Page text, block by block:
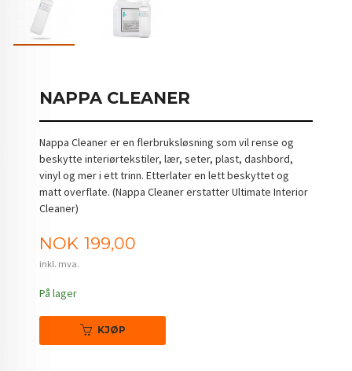
NAPPA CLEANER
Nappa Cleaner er en flerbruksløsning som vil rense og
beskytte interiørtekstiler, lær, seter, plast, dashbord,
vinyl og mer i ett trinn. Etterlater en lett beskyttet og
matt overflate. (Nappa Cleaner erstatter Ultimate Interior
Cleaner)
Pris
NOK 199,00
inkl. mva.
På lager
KJØP